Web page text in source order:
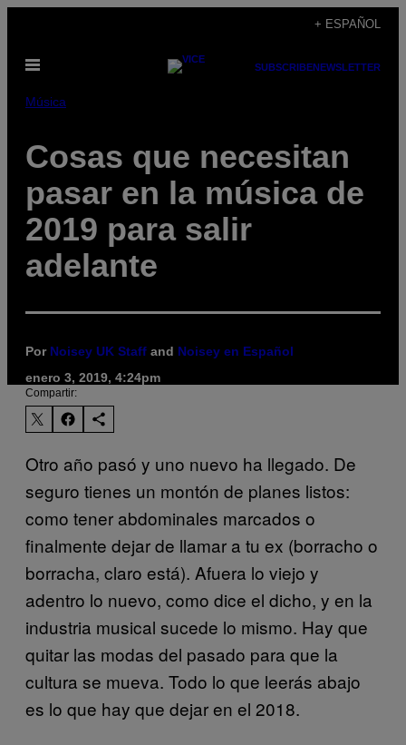
contenido
+ ESPAÑOL
Abrir
SUBSCRIBENEWSLETTER
Música
Cosas que necesitan
pasar en la música de
2019 para salir
adelante
Por Noisey UK Staff and Noisey en Español
enero 3, 2019, 4:24pm
Compartir:
Otro año pasó y uno nuevo ha llegado. De
seguro tienes un montón de planes listos:
como tener abdominales marcados o
finalmente dejar de llamar a tu ex (borracho o
borracha, claro está). Afuera lo viejo y
adentro lo nuevo, como dice el dicho, y en la
industria musical sucede lo mismo. Hay que
quitar las modas del pasado para que la
cultura se mueva. Todo lo que leerás abajo
es lo que hay que dejar en el 2018.